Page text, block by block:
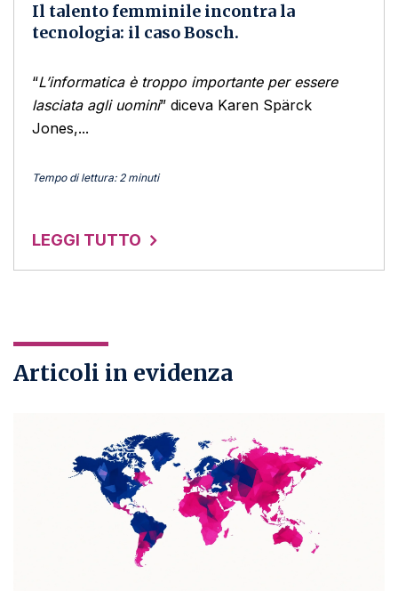
Il talento femminile incontra la
tecnologia: il caso Bosch.
“L’informatica è troppo importante per essere
lasciata agli uomini” diceva Karen Spärck
Jones,...
Tempo di lettura: 2 minuti
LEGGI TUTTO
Articoli in evidenza